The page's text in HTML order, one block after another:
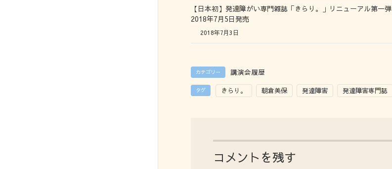
【日本初】発達障がい専門雑誌「きらり。」リニューアル第一弾
2018年7月5日発売
2018年7月3日
カテゴリー 講演会履歴
タグ きらり。 朝倉美保 発達障害 発達障害専門誌
コメントを残す